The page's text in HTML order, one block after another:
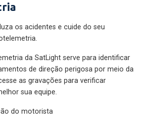
os acidentes e cuide do seu
da SatLight serve para identificar
de direção perigosa por meio da
as gravações para verificar
sua equipe.
do motorista